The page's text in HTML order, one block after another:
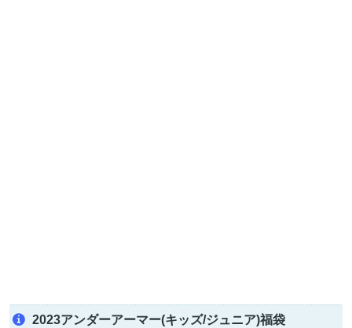
2023アンダーアーマー(キッズ/ジュニア)福袋